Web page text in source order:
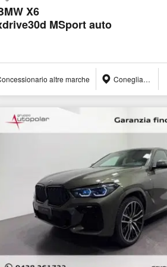
X6
MSport auto
altre marche Conegliano (TV)